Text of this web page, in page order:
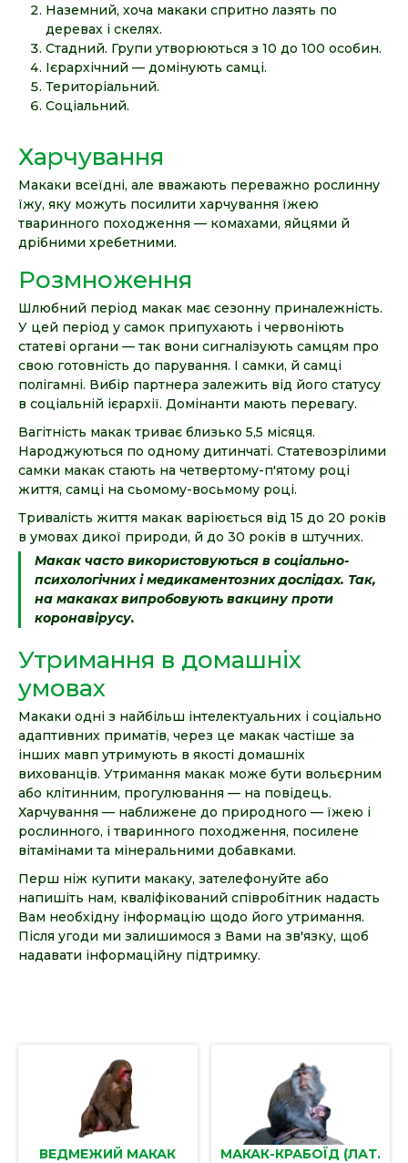
Наземний, хоча макаки спритно лазять по
деревах і скелях.
Стадний. Групи утворюються з 10 до 100 особин.
Ієрархічний — домінують самці.
Територіальний.
Соціальний.
Харчування
Макаки всеїдні, але вважають переважно рослинну
їжу, яку можуть посилити харчування їжею
тваринного походження — комахами, яйцями й
дрібними хребетними.
Розмноження
Шлюбний період макак має сезонну приналежність.
У цей період у самок припухають і червоніють
статеві органи — так вони сигналізують самцям про
свою готовність до парування. І самки, й самці
полігамні. Вибір партнера залежить від його статусу
в соціальній ієрархії. Домінанти мають перевагу.
Вагітність макак триває близько 5,5 місяця.
Народжуються по одному дитинчаті. Статевозрілими
самки макак стають на четвертому-п'ятому році
життя, самці на сьомому-восьмому році.
Тривалість життя макак варіюється від 15 до 20 років
в умовах дикої природи, й до 30 років в штучних.
Макак часто використовуються в соціально-
психологічних і медикаментозних дослідах. Так,
на макаках випробовують вакцину проти
коронавірусу.
Утримання в домашніх
умовах
Макаки одні з найбільш інтелектуальних і соціально
адаптивних приматів, через це макак частіше за
інших мавп утримують в якості домашніх
вихованців. Утримання макак може бути вольєрним
або клітинним, прогулювання — на повідець.
Харчування — наближене до природного — їжею і
рослинного, і тваринного походження, посилене
вітамінами та мінеральними добавками.
Перш ніж купити макаку, зателефонуйте або
напишіть нам, кваліфікований співробітник надасть
Вам необхідну інформацію щодо його утримання.
Після угоди ми залишимося з Вами на зв'язку, щоб
надавати інформаційну підтримку.
ВЕДМЕЖИЙ МАКАК
МАКАК-КРАБОЇД (ЛАТ.